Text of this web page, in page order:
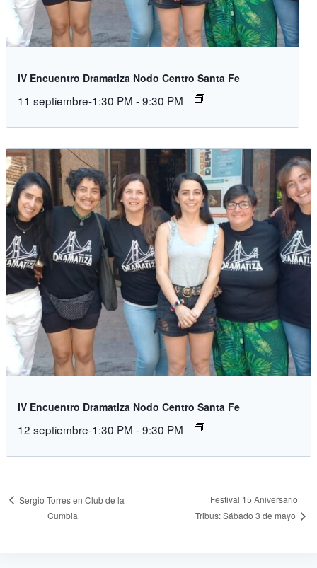
IV Encuentro Dramatiza Nodo Centro Santa Fe
11 septiembre-1:30 PM -9:30 PM
IV Encuentro Dramatiza Nodo Centro Santa Fe
12 septiembre-1:30 PM -9:30 PM
Sergio Torres en Club de la
Cumbia
Festival 15 Aniversario
Tribus: Sábado 3 de mayo